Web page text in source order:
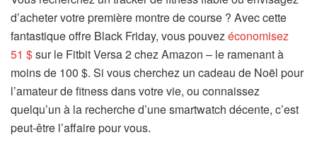
d’acheter votre première montre de course ? Avec cette
fantastique offre Black Friday, vous pouvezéconomisez
51 $(
s
’
o
u
sur le Fitbit Versa 2 chez Amazon – le ramenant à
moins de 100 $. Si vous cherchez un cadeau de Noël pour
l’amateur de fitness dans votre vie, ou connaissez
quelqu’un à la recherche d’une smartwatch décente, c’est
peut-être l’affaire pour vous.